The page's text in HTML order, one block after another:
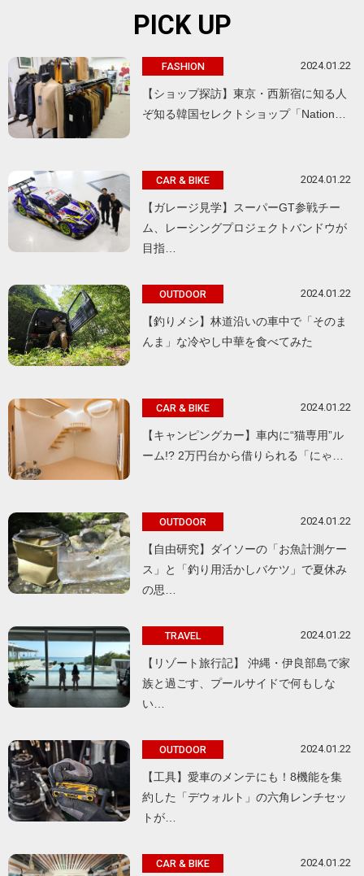
PICK UP
FASHION 2024.01.22
【ショップ探訪】東京・西新宿に知る人
ぞ知る韓国セレクトショップ「Nation…
CAR & BIKE 2024.01.22
【ガレージ見学】スーパーGT参戦チー
ム、レーシングプロジェクトバンドウが
目指…
OUTDOOR 2024.01.22
【釣りメシ】林道沿いの車中で「そのま
んま」な冷やし中華を食べてみた
CAR & BIKE 2024.01.22
【キャンピングカー】車内に“猫専用”ル
ーム!? 2万円台から借りられる「にゃ…
OUTDOOR 2024.01.22
【自由研究】ダイソーの「お魚計測ケー
ス」と「釣り用活かしバケツ」で夏休み
の思…
TRAVEL 2024.01.22
【リゾート旅行記】 沖縄・伊良部島で家
族と過ごす、プールサイドで何もしな
い…
OUTDOOR 2024.01.22
【工具】愛車のメンテにも！8機能を集
約した「デウォルト」の六角レンチセッ
トが…
CAR & BIKE 2024.01.22